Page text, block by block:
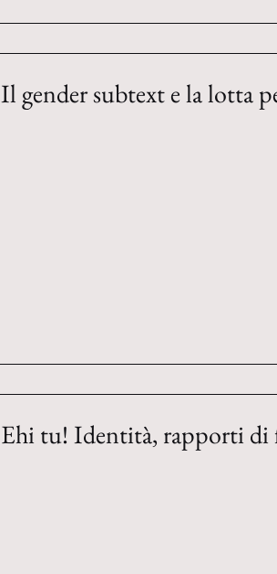
Il gender subtext e la lotta
Ehi tu! Identità, rapporti di